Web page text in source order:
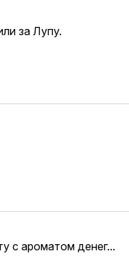
за Лупу.
с ароматом денег...